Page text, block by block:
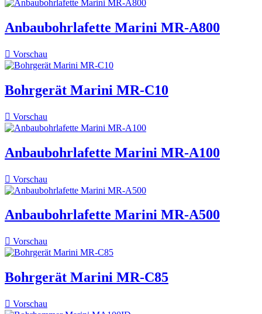
Anbaubohrlafette Marini MR-A800
 Vorschau
Bohrgerät Marini MR-C10
 Vorschau
Anbaubohrlafette Marini MR-A100
 Vorschau
Anbaubohrlafette Marini MR-A500
 Vorschau
Bohrgerät Marini MR-C85
 Vorschau